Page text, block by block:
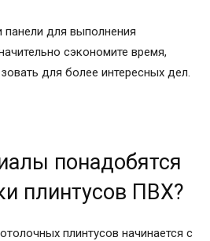
для выполнения
сэкономите время,
для более интересных дел.
понадобятся
плинтусов ПВХ?
плинтусов начинается с